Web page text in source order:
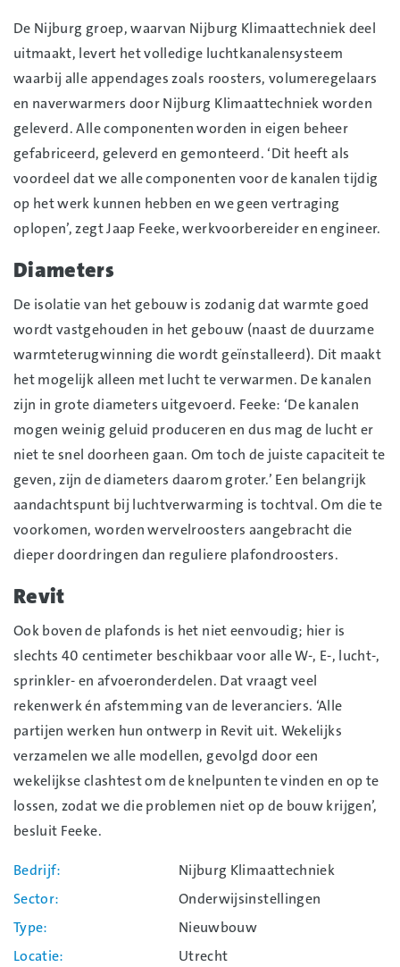
De Nijburg groep, waarvan Nijburg Klimaattechniek deel
uitmaakt, levert het volledige luchtkanalensysteem
waarbij alle appendages zoals roosters, volumeregelaars
en naverwarmers door Nijburg Klimaattechniek worden
geleverd. Alle componenten worden in eigen beheer
gefabriceerd, geleverd en gemonteerd. ‘Dit heeft als
voordeel dat we alle componenten voor de kanalen tijdig
op het werk kunnen hebben en we geen vertraging
oplopen’, zegt Jaap Feeke, werkvoorbereider en engineer.
Diameters
De isolatie van het gebouw is zodanig dat warmte goed
wordt vastgehouden in het gebouw (naast de duurzame
warmteterugwinning die wordt geïnstalleerd). Dit maakt
het mogelijk alleen met lucht te verwarmen. De kanalen
zijn in grote diameters uitgevoerd. Feeke: ‘De kanalen
mogen weinig geluid produceren en dus mag de lucht er
niet te snel doorheen gaan. Om toch de juiste capaciteit te
geven, zijn de diameters daarom groter.’ Een belangrijk
aandachtspunt bij luchtverwarming is tochtval. Om die te
voorkomen, worden wervelroosters aangebracht die
dieper doordringen dan reguliere plafondroosters.
Revit
Ook boven de plafonds is het niet eenvoudig; hier is
slechts 40 centimeter beschikbaar voor alle W-, E-, lucht-,
sprinkler- en afvoeronderdelen. Dat vraagt veel
rekenwerk én afstemming van de leveranciers. ‘Alle
partijen werken hun ontwerp in Revit uit. Wekelijks
verzamelen we alle modellen, gevolgd door een
wekelijkse clashtest om de knelpunten te vinden en op te
lossen, zodat we die problemen niet op de bouw krijgen’,
besluit Feeke.
Bedrijf
Nijburg Klimaattechniek
Sector
Onderwijsinstellingen
Type
Nieuwbouw
Locatie
Utrecht